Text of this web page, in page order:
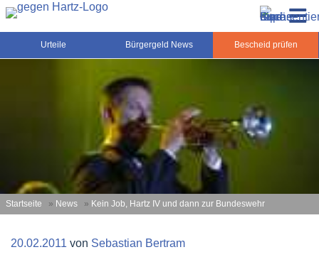
Zum
Inhalt
springen
Gegen-Hartz.de – Sozialrecht, Rente, Pflege und
Urteile, News und Ratgeber rund um das Sozialrecht,
Grundsicherung und Rente
Urteile Bürgergeld News Bescheid prüfen
Startseite » News » Kein Job, Hartz IV und dann zur Bundeswehr
Veröffentlicht
20.02.2011 von Sebastian Bertram